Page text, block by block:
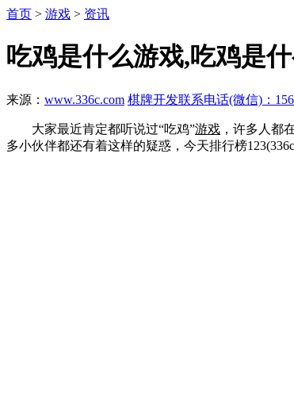
首页 > 游戏 > 资讯
吃鸡是什么游戏,吃鸡是
来源： www.336c.com 棋牌开发联系电话(微信)：
大家最近肯定都听说过“吃鸡”游戏 ，许多人都
多小伙伴都还有着这样的疑惑，今天排行榜